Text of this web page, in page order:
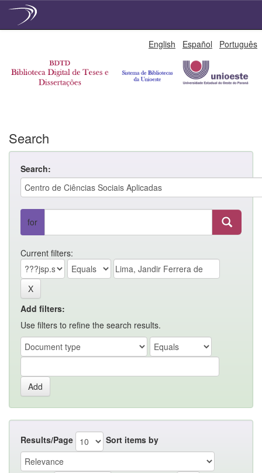
English Español Português
Search
Search:
for
Current filters:
Add filters:
Use filters to refine the search results.
Results/Page Sort items by